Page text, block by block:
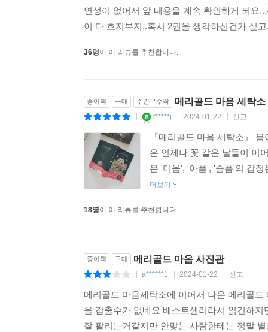
연성이 없어서 앞 내용을 계속 확인하게 되요
이 다 흐지부지..혹시 2권을 생각하신건가 싶
36명이 이 리뷰를 추천합니다.
종이책 구매 주간우수작 메리골드 마음 세탁소
t*****j 2024-01-22 신고
『메리골드 마음 세탁소』
은 언제나 꽃 같은 날들이 이
은 '미움', '아픔', '슬픔'의 감
더보기
18명이 이 리뷰를 추천합니다.
종이책 구매 메리골드 마음 사진관
a******1 2024-01-22 신고
메리골드 마음세탁소에 이어서 나온 메리골
을 감출수가 없네요 베스트셀러라서 읽긴하
잘 팔리는거같지만 안맞는 사람한테는 정말